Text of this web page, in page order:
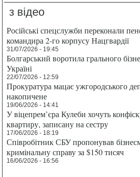
з відео
Російські спецслужби переконали
командира 2-го корпусу Нацгвардії
31/07/2026 - 19:45
Болгарський воротила грального
Україні
22/07/2026 - 12:59
Прокуратура мацає ужгородського
накопичене
19/06/2026 - 14:41
У віцепрем’єра Кулеби хочуть
квартиру, записану на сестру
17/06/2026 - 18:19
Співробітник СБУ пропонував
кримінальну справу за $150 тисяч
16/06/2026 - 16:56